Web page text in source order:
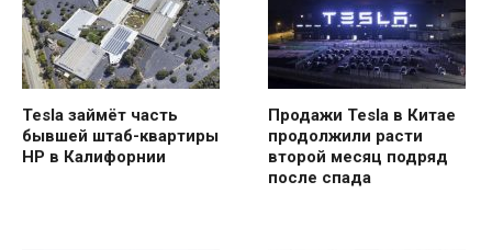
Tesla займёт часть
бывшей штаб-квартиры
HP в Калифорнии
Продажи Tesla в Китае
продолжили расти
второй месяц подряд
после спада